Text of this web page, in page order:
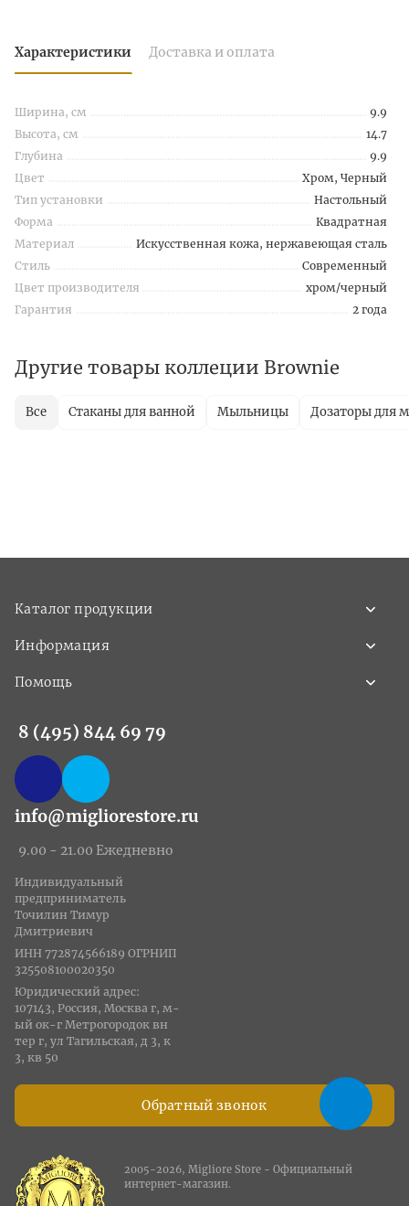
Характеристики Доставка и оплата
Ширина, см
9.9
Высота, см
14.7
Глубина
9.9
Цвет
Хром, Черный
Тип установки
Настольный
Форма
Квадратная
Материал
Искусственная кожа, нержавеющая сталь
Стиль
Современный
Цвет производителя
хром/черный
Гарантия
2 года
Другие товары коллеции Brownie
Все Стаканы для ванной Мыльницы Дозаторы для
Каталог продукции
Информация
Помощь
8 (495) 844 69 79
info@migliorestore.ru
9.00 - 21.00 Ежедневно
Обратный звонок
Индивидуальный
предприниматель
Точилин Тимур
Дмитриевич
ИНН 772874566189 ОГРНИП
325508100020350
Юридический адрес:
107143, Россия, Москва г, м-
ый ок-г Метрогородок вн
тер г, ул Тагильская, д 3, к
3, кв 50
2005-2026, Migliore Store - Официальный
интернет-магазин.